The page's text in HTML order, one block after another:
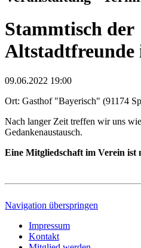
Stammtisch der
Altstadtfreunde
09.06.2022 19:00
Ort: Gasthof "Bayerisch" (91174
Nach langer Zeit treffen wir uns
Gedankenaustausch.
Eine Mitgliedschaft im Verein ist
Navigation überspringen
Impressum
Kontakt